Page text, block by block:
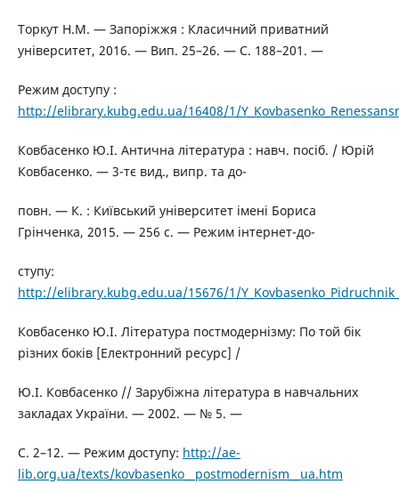
Торкут Н.М. — Запоріжжя : Класичний приватний
університет, 2016. — Вип. 25–26. — С. 188–201. —
Режим доступу :
http://elibrary.kubg.edu.ua/16408/1/
Ковбасенко Ю.І. Антична літеpатуpа : навч. посіб. / Юрій
Ковбасенко. — 3-тє вид., випp. та до-
повн. — К. : Київський університет імені Бориса
Грінченка, 2015. — 256 с. — Режим інтернет-до-
ступу:
http://elibrary.kubg.edu.ua/15676/1/
Ковбасенко Ю.І. Література постмодернізму: По той бік
різних боків [Електронний ресурс] /
Ю.І. Ковбасенко // Зарубіжна література в навчальних
закладах України. — 2002. — № 5. —
С. 2–12. — Режим доступу: http://ae-
lib.org.ua/texts/kovbasenko__postmodernism__ua.htm